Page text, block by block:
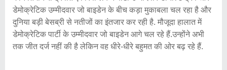
डेमोक्रेटिक उम्मीदवार जो बाइडेन के बीच कड़ा मुकाबला चल रहा है और
दुनिया बड़ी बेसब्री से नतीजों का इंतजार कर रही है. मौजूदा हालात में
डेमोक्रेटिक पार्टी के उम्मीदवार जो बाइडेन आगे चल रहे हैं.उन्होंने अभी
तक जीत दर्ज नहीं की है लेकिन वह धीरे-धीरे बहुमत की ओर बढ़ रहे हैं.